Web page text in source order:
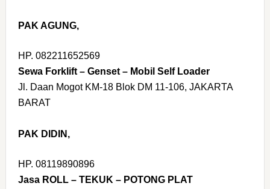
PAK AGUNG,
HP. 082211652569
Sewa Forklift – Genset – Mobil Self Loader
Jl. Daan Mogot KM-18 Blok DM 11-106, JAKARTA
BARAT
PAK DIDIN,
HP. 08119890896
Jasa ROLL – TEKUK – POTONG PLAT